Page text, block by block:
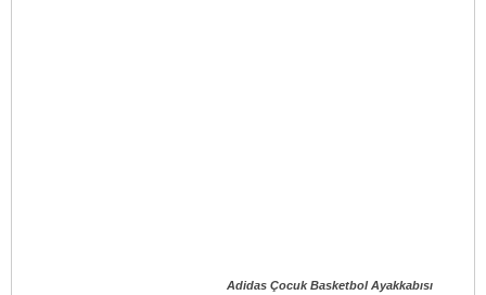
Adidas Çocuk Basketbol Ayakkabısı